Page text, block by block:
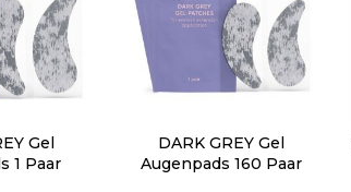
Gel
1 Paar
DARK GREY Gel
Augenpads 160 Paar